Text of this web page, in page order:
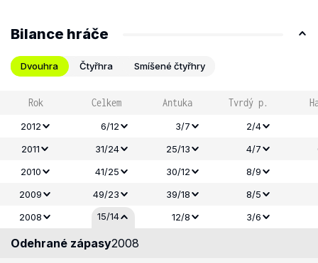
Bilance hráče
Dvouhra Čtyřhra Smíšené čtyřhry
Rok Celkem Antuka Tvrdý p.
2012 6/12 3/7
2/4
2011
31/24 25/13 4/7
2010
41/25 30/12 8/9
2009
49/23 39/18
8/5
2008
15/14 12/8 3/6
Odehrané zápasy2008